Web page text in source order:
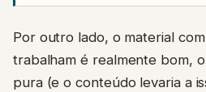
Por outro lado, o material
trabalham é realmente bom,
pura (e o conteúdo levaria a